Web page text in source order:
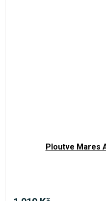
Ploutve Mares